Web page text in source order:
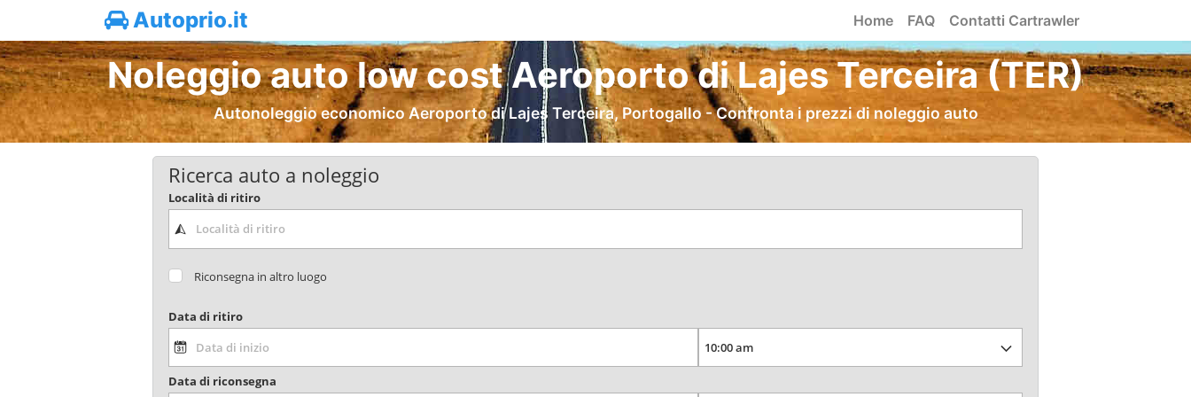
Autoprio.it Home FAQ Contatti Cartrawler
Noleggio auto low cost Aeroporto di Lajes Terceira (TER)
Autonoleggio economico Aeroporto di Lajes Terceira, Portogallo - Confronta i prezzi di noleggio auto
Ricerca auto a noleggio
Località di ritiro
Riconsegna in altro luogo
Data di ritiro
Data di riconsegna